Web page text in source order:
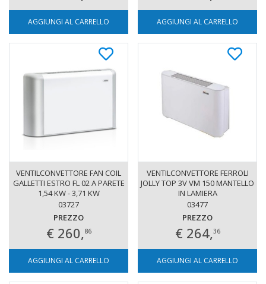
AGGIUNGI AL CARRELLO AGGIUNGI AL CARRELLO
VENTILCONVETTORE FAN COIL
GALLETTI ESTRO FL 02 A PARETE
1,54 KW - 3,71 KW
03727
PREZZO
€ 260,86
AGGIUNGI AL CARRELLO
VENTILCONVETTORE FERROLI
JOLLY TOP 3V VM 150 MANTELLO
IN LAMIERA
03477
PREZZO
€ 264,36
AGGIUNGI AL CARRELLO